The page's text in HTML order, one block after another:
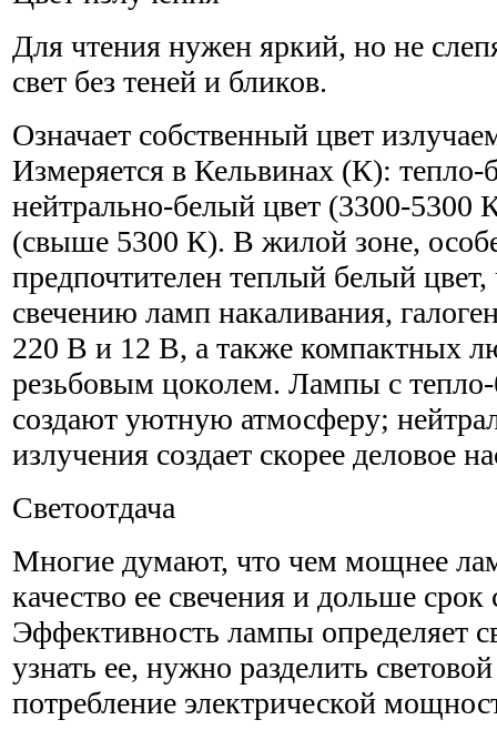
Для чтения нужен яркий, но не
свет без теней и бликов.
Означает собственный цвет
Измеряется в Кельвинах (К):
нейтрально-белый цвет (3300-5300
(свыше 5300 К). В жилой зоне,
предпочтителен теплый белый цвет,
свечению ламп накаливания,
220 В и 12 В, а также компактных
резьбовым цоколем. Лампы с
создают уютную атмосферу;
излучения создает скорее деловое
Светоотдача
Многие думают, что чем мощнее
качество ее свечения и дольше
Эффективность лампы определяет
узнать ее, нужно разделить
потребление электрической